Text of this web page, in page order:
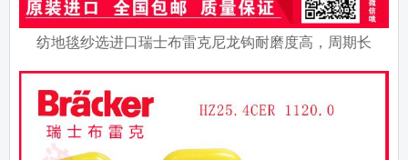
纺地毯纱选进口瑞士布雷克尼龙钩耐磨度高，周期长